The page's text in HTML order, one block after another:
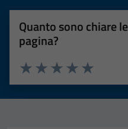
Quanto sono chiare
pagina?
Valuta 5
Valuta 4 stelle
Valuta 3 stelle su 5
Valuta 2 stelle su 5
Valuta 1 stelle su 5